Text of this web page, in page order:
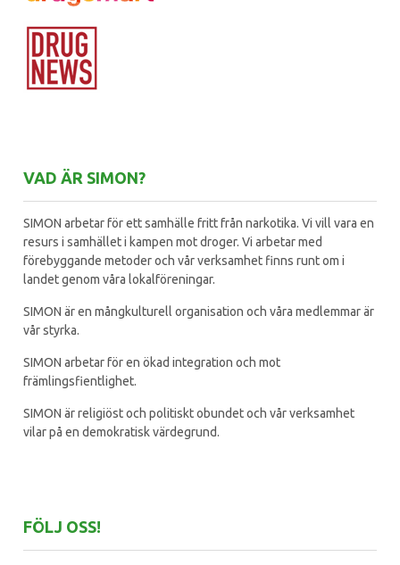
VAD ÄR SIMON?
SIMON arbetar för ett samhälle fritt från narkotika. Vi vill vara en
resurs i samhället i kampen mot droger. Vi arbetar med
förebyggande metoder och vår verksamhet finns runt om i
landet genom våra lokalföreningar.
SIMON är en mångkulturell organisation och våra medlemmar är
vår styrka.
SIMON arbetar för en ökad integration och mot
främlingsfientlighet.
SIMON är religiöst och politiskt obundet och vår verksamhet
vilar på en demokratisk värdegrund.
FÖLJ OSS!